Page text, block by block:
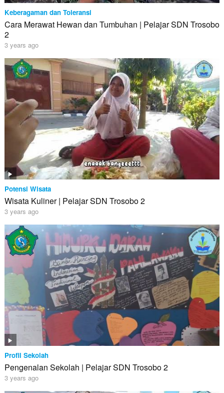
Keberagaman dan Toleransi
Cara Merawat Hewan dan Tumbuhan | Pelajar SDN Trosobo
2
3 years ago
Potensi Wisata
Wisata Kuliner | Pelajar SDN Trosobo 2
3 years ago
Profil Sekolah
Pengenalan Sekolah | Pelajar SDN Trosobo 2
3 years ago